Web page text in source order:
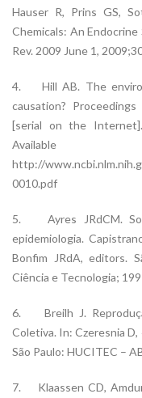
Hauser R, Prins GS,
Chemicals: An
Rev. 2009 June 1,
4. Hill AB. The
causation?
[serial on the
http://
0010.pdf
5. Ayres JRdCM.
epidemiologia.
Bonfim JRdA, editors.
Ciência e Tecnologia;
6. Breilh J.
Coletiva. In: Czeresnia
São Paulo: HUCITEC –
7. Klaassen CD,